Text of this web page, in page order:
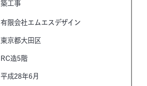
築工事
有限会社エムエスデザイン
東京都大田区
RC造5階
平成28年6月